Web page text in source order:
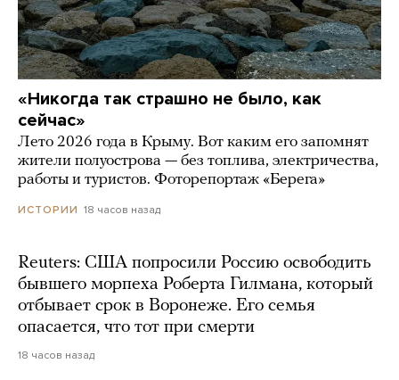
«Никогда так страшно не было, как
сейчас»
Лето 2026 года в Крыму. Вот каким его запомнят
жители полуострова — без топлива, электричества,
работы и туристов. Фоторепортаж «Берега»
ИСТОРИИ 18 часов назад
Reuters: США попросили Россию освободить
бывшего морпеха Роберта Гилмана, который
отбывает срок в Воронеже. Его семья
опасается, что тот при смерти
18 часов назад